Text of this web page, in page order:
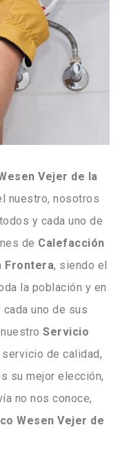
Vejer de la
nuestro, nosotros
y cada uno de
de Calefacción
Frontera, siendo el
la población y en
uno de sus
nuestroServicio
de calidad,
su mejor elección,
no nos conoce,
Wesen Vejer de